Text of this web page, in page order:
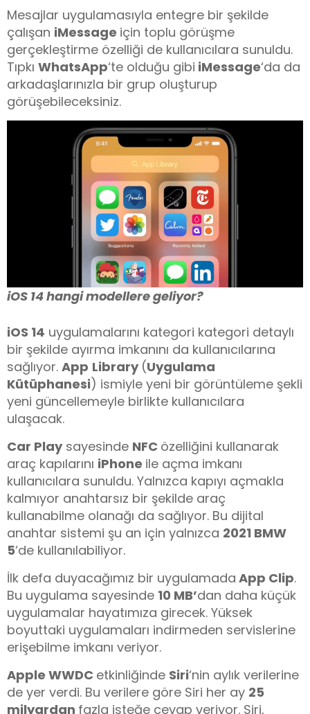
Mesajlar uygulamasıyla entegre bir şekilde
çalışan iMessage için toplu görüşme
gerçekleştirme özelliği de kullanıcılara sunuldu.
Tıpkı WhatsApp‘te olduğu gibi iMessage‘da da
arkadaşlarınızla bir grup oluşturup
görüşebileceksiniz.
iOS 14 hangi modellere geliyor?
iOS 14 uygulamalarını kategori kategori detaylı
bir şekilde ayırma imkanını da kullanıcılarına
sağlıyor. App Library (Uygulama
Kütüphanesi) ismiyle yeni bir görüntüleme şekli
yeni güncellemeyle birlikte kullanıcılara
ulaşacak.
Car Playsayesinde NFC özelliğini kullanarak
araç kapılarını iPhone ile açma imkanı
kullanıcılara sunuldu. Yalnızca kapıyı açmakla
kalmıyor anahtarsız bir şekilde araç
kullanabilme olanağı da sağlıyor. Bu dijital
anahtar sistemi şu an için yalnızca 2021 BMW
5‘de kullanılabiliyor.
İlk defa duyacağımız bir uygulamada App Clip.
Bu uygulama sayesinde 10 MB’dan daha küçük
uygulamalar hayatımıza girecek. Yüksek
boyuttaki uygulamaları indirmeden servislerine
erişebilme imkanı veriyor.
Apple WWDC etkinliğinde Siri‘nin aylık verilerine
de yer verdi. Bu verilere göre Siri her ay 25
milyardan fazla isteğe cevap veriyor. Siri,